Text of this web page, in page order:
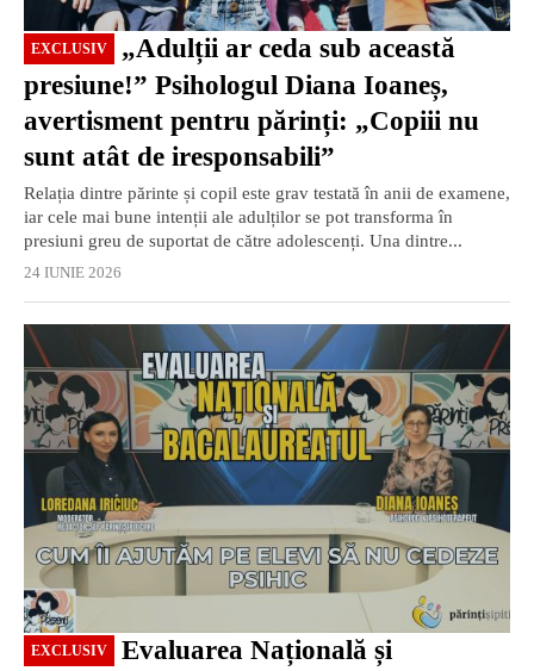
EXCLUSIV
presiune!” Psihologul Diana Ioaneș,
avertisment pentru părinți: „Copiii nu
sunt atât de iresponsabili”
Relația dintre părinte și copil este grav testată în anii de examene,
iar cele mai bune intenții ale adulților se pot transforma în
presiuni greu de suportat de către adolescenți. Una dintre...
24 IUNIE 2026
EXCLUSIV
EXCLUSIV